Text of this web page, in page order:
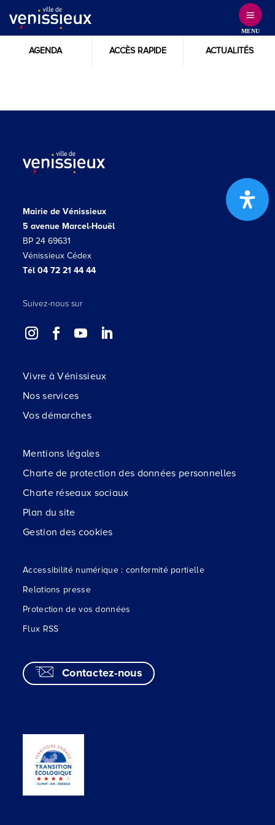
Content
MENU
AGENDA ACCÈS RAPIDE ACTUALITÉS
Mairie de Vénissieux
5 avenue Marcel-Houël
BP 24 69631
Vénissieux Cédex
Tél 04 72 21 44 44
Suivez-nous sur
Vivre à Vénissieux
Nos services
Vos démarches
Mentions légales
Charte de protection des données personnelles
Charte réseaux sociaux
Plan du site
Gestion des cookies
Accessibilité numérique : conformité partielle
Relations presse
Protection de vos données
Flux RSS
Contactez-nous